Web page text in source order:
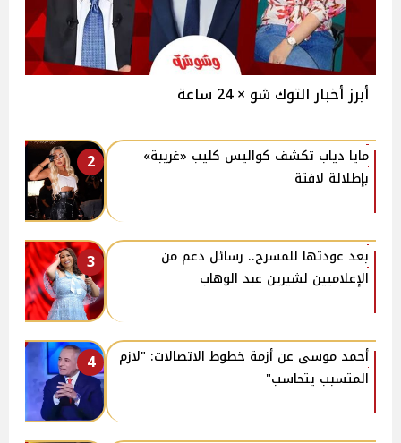
أبرز أخبار التوك شو × 24 ساعة
2
مايا دياب تكشف كواليس كليب «غريبة»
بإطلالة لافتة
3
بعد عودتها للمسرح.. رسائل دعم من
الإعلاميين لشيرين عبد الوهاب
4
أحمد موسى عن أزمة خطوط الاتصالات: "لازم
المتسبب يتحاسب"